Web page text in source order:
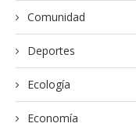
Comunidad
Deportes
Ecología
Economía